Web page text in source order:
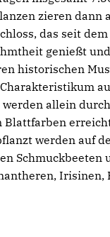
zieren dann
das seit
genießt
historischen
allein
Blattfarben
werden auf
Schmuckbeeten
Irisinen,